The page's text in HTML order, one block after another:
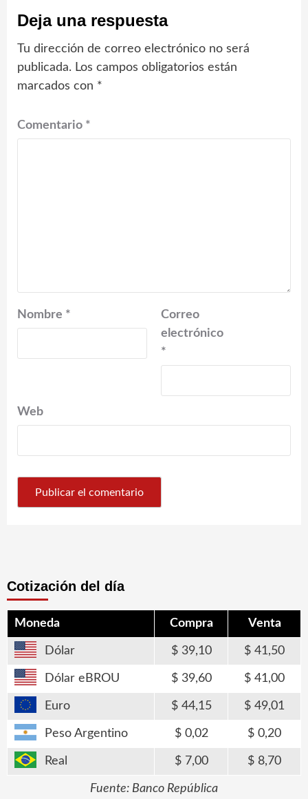
Deja una respuesta
Tu dirección de correo electrónico no será
publicada. Los campos obligatorios están
marcados con *
Comentario *
Nombre *
Correo
electrónico
*
Web
Cotización del día
Moneda Compra Venta
Dólar 39,10 41,50
Dólar eBROU 39,60 41,00
Euro 44,15 49,01
Peso Argentino 0,02 0,20
Real 7,00 8,70
Fuente: Banco República